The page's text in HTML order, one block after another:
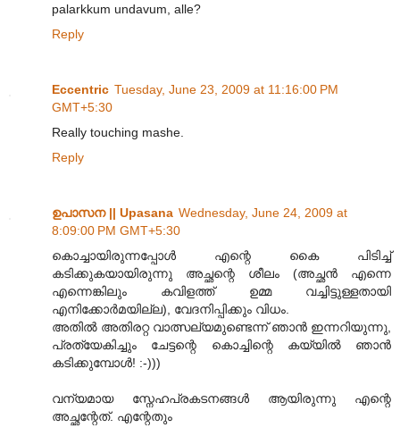
palarkkum undavum, alle?
Reply
Eccentric Tuesday, June 23, 2009 at 11:16:00 PM
GMT+5:30
Really touching mashe.
Reply
ഉപാസന || Upasana Wednesday, June 24, 2009 at
8:09:00 PM GMT+5:30
കൊച്ചായിരുന്നപ്പോള്‍ എന്റെ കൈ പിടിച്ച്
കടിക്കുകയായിരുന്നു അച്ഛന്റെ ശീലം (അച്ഛന്‍ എന്നെ
എന്നെങ്കിലും കവിളത്ത് ഉമ്മ വച്ചിട്ടുള്ളതായി
എനിക്കോര്‍മയില്ല), വേദനിപ്പിക്കും വിധം.
അതില്‍ അതിരറ്റ വാത്സല്യമുണ്ടെന്ന് ഞാന്‍ ഇന്നറിയുന്നു,
പ്രത്യേകിച്ചും ചേട്ടന്റെ കൊച്ചിന്റെ കയ്യില്‍ ഞാന്‍
കടിക്കുമ്പോള്‍! :-)))
വന്യമായ സ്നേഹപ്രകടനങ്ങള്‍ ആയിരുന്നു എന്റെ
അച്ഛന്റേത്. എന്റേതും